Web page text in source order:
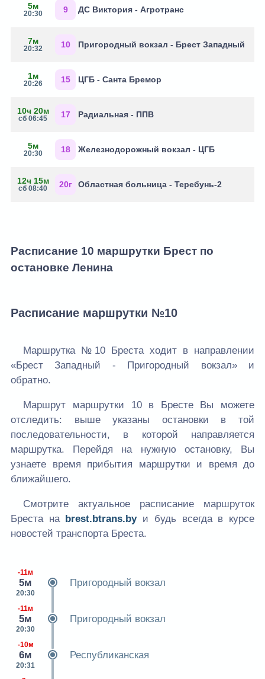
5м
20:30 9 ДС Виктория - Агротранс
7м
20:32 10 Пригородный вокзал - Брест Западный
1м
20:26 15 ЦГБ - Санта Бремор
10ч 20м
сб 06:45 17 Радиальная - ППВ
5м
20:30 18 Железнодорожный вокзал - ЦГБ
12ч 15м
сб 08:40 20г Областная больница - Теребунь-2
Расписание 10 маршрутки Брест по
остановке Ленина
Расписание маршрутки №10
Маршрутка №10 Бреста ходит в направлении
«Брест Западный - Пригородный вокзал» и
обратно.
Маршрут маршрутки 10 в Бресте Вы можете
отследить: выше указаны остановки в той
последовательности, в которой направляется
маршрутка. Перейдя на нужную остановку, Вы
узнаете время прибытия маршрутки и время до
ближайшего.
Смотрите актуальное расписание маршруток
Бреста на brest.btrans.byи будь всегда в курсе
новостей транспорта Бреста.
-11м
5м
20:30
Пригородный вокзал
-11м
5м
20:30
Пригородный вокзал
-10м
6м
20:31
Республиканская